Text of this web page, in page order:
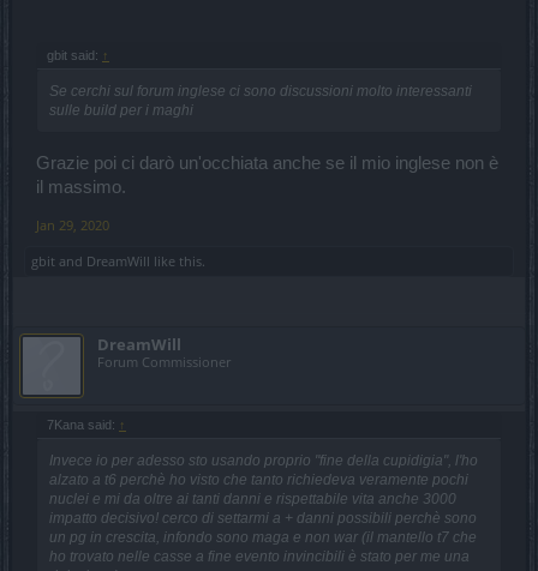
gbit said: ↑
Se cerchi sul forum inglese ci sono discussioni molto interessanti
sulle build per i maghi
Grazie poi ci darò un'occhiata anche se il mio inglese non è
il massimo.
Jan 29, 2020
gbit and DreamWill like this.
DreamWill
Forum Commissioner
7Kana said: ↑
Invece io per adesso sto usando proprio "fine della cupidigia", l'ho
alzato a t6 perchè ho visto che tanto richiedeva veramente pochi
nuclei e mi da oltre ai tanti danni e rispettabile vita anche 3000
impatto decisivo! cerco di settarmi a + danni possibili perchè sono
un pg in crescita, infondo sono maga e non war (il mantello t7 che
ho trovato nelle casse a fine evento invincibili è stato per me una